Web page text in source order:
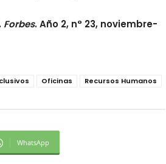
Forbes. Año 2, n° 23, noviembre-
Oficinas Recursos Humanos
WhatsApp